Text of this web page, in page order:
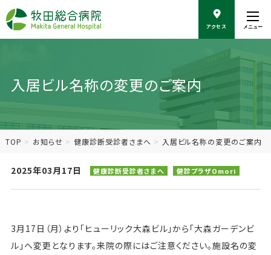
本
文
動
アクセス メニュー
入居ビル名称の変更のご案内
TOP お知らせ 健康診断受診者さまへ 入居ビル名称の変更のご案内
2025年03月17日 健康診断受診者さまへ 健診プラザOmori
3月17日（月）より「ヒューリック大森ビル」から「大森ガーデンビ
ル」へ変更となります。来院の際にはご注意ください。施設名の変